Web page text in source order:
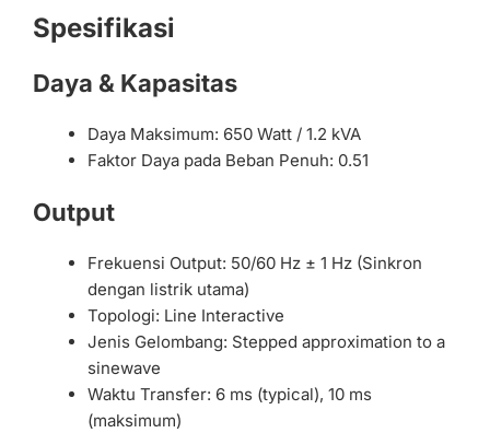
Spesifikasi
Daya & Kapasitas
Daya Maksimum: 650 Watt / 1.2 kVA
Faktor Daya pada Beban Penuh: 0.51
Output
Frekuensi Output: 50/60 Hz ± 1 Hz (Sinkron
dengan listrik utama)
Topologi: Line Interactive
Jenis Gelombang: Stepped approximation to a
sinewave
Waktu Transfer: 6 ms (typical), 10 ms
(maksimum)